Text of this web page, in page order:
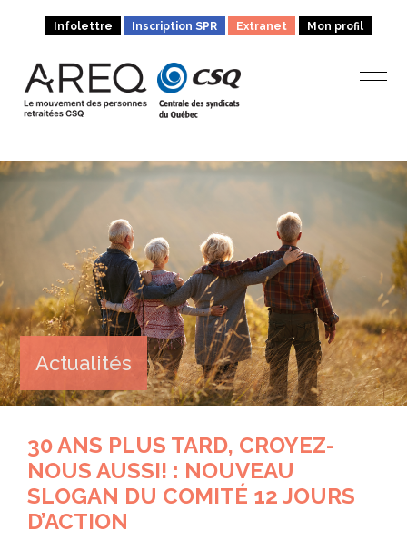
Infolettre Inscription SPR Extranet Mon profil
Actualités
30 ANS PLUS TARD, CROYEZ-
NOUS AUSSI! : NOUVEAU
SLOGAN DU COMITÉ 12 JOURS
D’ACTION